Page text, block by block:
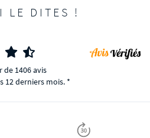
LE DITES !
de 1406 avis
12 derniers mois. *